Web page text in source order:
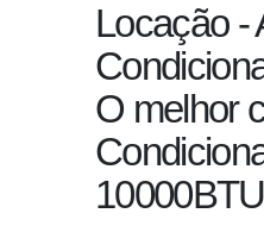
Locação -
O melhor